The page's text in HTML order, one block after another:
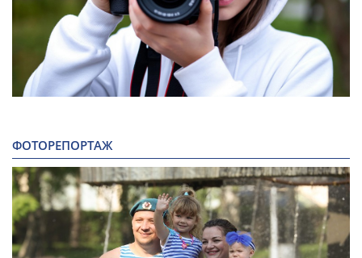
ФОТОРЕПОРТАЖ